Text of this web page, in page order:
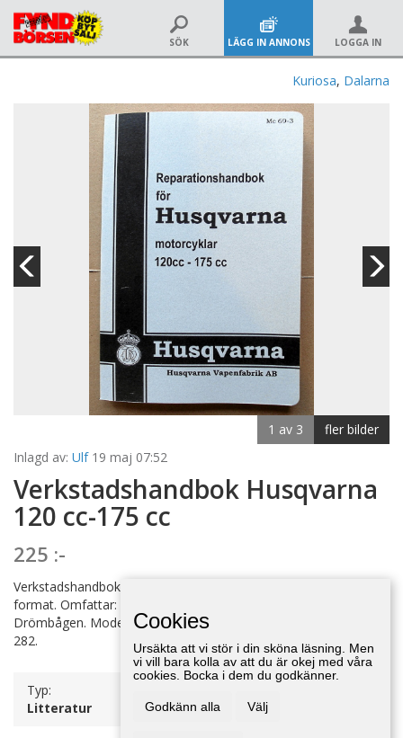
SÖK LÄGG IN ANNONS LOGGA IN
Kuriosa, Dalarna
fler bilder
1 av 3
Inlagd av: Ulf19 maj 07:52
Verkstadshandbok Husqvarna
120 cc-175 cc
225 :-
Verkstadshandbok Husqvarna 120 cc-175 cc. 87 sidor. A5-
format. Omfattar: Svartqvarna, Rödqvarna, Silverpilen,
Drömbågen. Modeller: 27, 28, 29, 30, 31, 32, 228, 230, 229, 281,
282.
Typ:
Litteratur
Cookies
Ursäkta att vi stör i din sköna läsning. Men
vi vill bara kolla av att du är okej med våra
cookies. Bocka i dem du godkänner.
Godkänn alla Välj